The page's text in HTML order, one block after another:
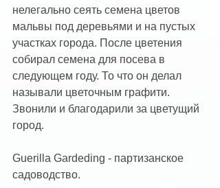
нелегально сеять семена цветов
мальвы под деревьями и на пустых
участках города. После цветения
собирал семена для посева в
следующем году. То что он делал
называли цветочным графити.
Звонили и благодарили за цветущий
город.
Guerilla Gardeding - партизанское
садоводство.